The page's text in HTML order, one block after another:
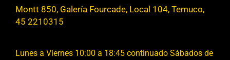
Montt 850, Galería Fourcade, Local 104, Temuco,
45 2210315
Lunes a Viernes 10:00 a 18:45 continuado Sábados de